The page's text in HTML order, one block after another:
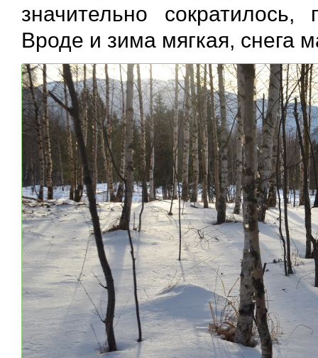
значительно
Вроде и зима мягкая, снега